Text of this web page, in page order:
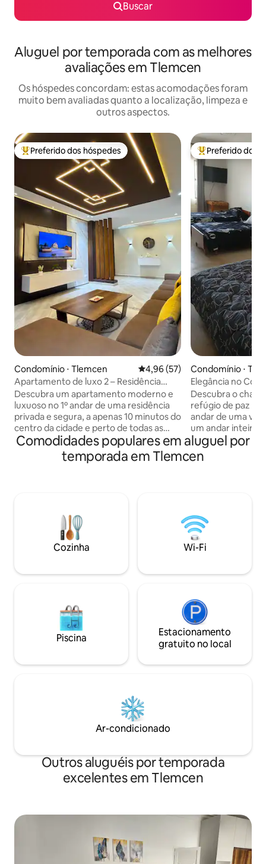
Buscar
Aluguel por temporada com as melhores
avaliações em Tlemcen
Os hóspedes concordam: estas acomodações foram
muito bem avaliadas quanto a localização, limpeza e
outros aspectos.
Entre os melhores preferidos dos hóspedes
Preferido dos hóspedes
Condomínio ⋅ Tlemcen 4,96 de uma avaliação média
4,96 (57)
Apartamento de luxo 2 – Residência
Lydia
Descubra um apartamento moderno e
luxuoso no 1º andar de uma residência
privada e segura, a apenas 10 minutos do
centro da cidade e perto de todas as
comodidades. Silencioso, iluminado e
impecavelmente limpo, oferece
conforto de alta qualidade para uma
Qualquer tipo de evento, tabaco e
animais de estimação são proibidos 🚫
Não vejo a hora de hospedar você! 😍
Entre os
Preferido dos
Condomínio ⋅
Elegância no
Descubra o
refúgio de paz
andar de uma
um andar inteiro
banheiro,
incluído (TV, Wi-
adapta às suas
disponíveis sob
localização ideal,
cidade a pé.
Comodidades populares em aluguel por
temporada em Tlemcen
Cozinha Wi-Fi
Piscina
Estacionamento
gratuito no local
Ar-condicionado
Outros aluguéis por temporada
excelentes em Tlemcen